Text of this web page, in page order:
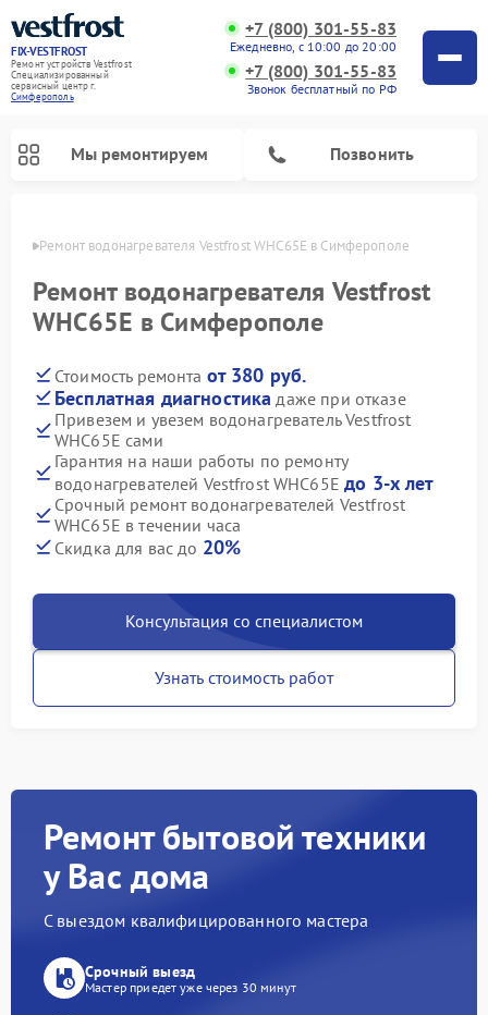
FIX-VESTFROST
Ремонт устройств Vestfrost
Специализированный
cервисный центр г.
Симферополь
+7 (800) 301-55-83
Ежедневно, с 10:00 до 20:00
+7 (800) 301-55-83
Звонок бесплатный по РФ
Мы ремонтируем Позвонить
Ремонт водонагревателя Vestfrost WHC65E в Симферополе
Ремонт водонагревателя Vestfrost
WHC65E в Симферополе
Стоимость ремонта от 380 руб.
Бесплатная диагностика даже при отказе
Привезем и увезем водонагреватель Vestfrost
WHC65E сами
Гарантия на наши работы по ремонту
водонагревателей Vestfrost WHC65Eдо 3-х лет
Срочный ремонт водонагревателей Vestfrost
WHC65E в течении часа
Скидка для вас до 20%
Консультация со специалистом
Узнать стоимость работ
Ремонт бытовой техники
у Вас дома
С выездом квалифицированного мастера
Срочный выезд
Мастер приедет уже через 30 минут